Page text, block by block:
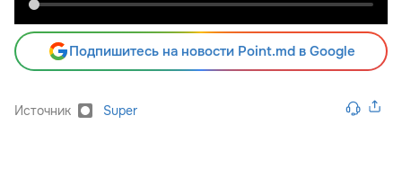
Подпишитесь на новости Point.md в Google
Источник Super